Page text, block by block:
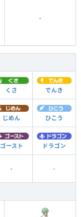
-
くさ でんき
じめん ひこう
ゴースト ドラゴン
- -